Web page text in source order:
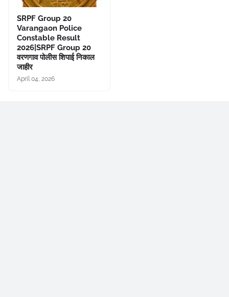
SRPF Group 20
Varangaon Police
Constable Result
2026|SRPF Group 20
वरणगाव पोलीस शिपाई निकाल
जाहीर
April 04, 2026